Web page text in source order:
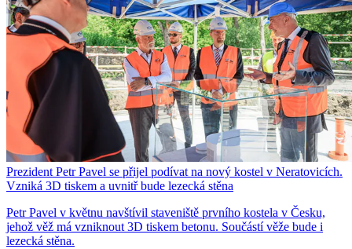
Prezident Petr Pavel se přijel podívat na nový kostel v Neratovicích.
Vzniká 3D tiskem a uvnitř bude lezecká stěna
Petr Pavel v květnu navštívil staveniště prvního kostela v Česku,
jehož věž má vzniknout 3D tiskem betonu. Součástí věže bude i
lezecká stěna.